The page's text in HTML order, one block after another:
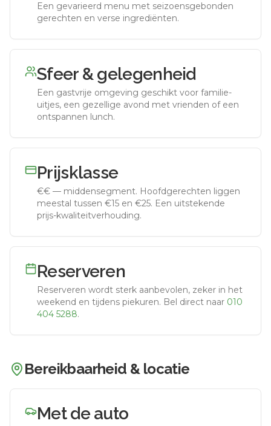
Een gevarieerd menu met seizoensgebonden
gerechten en verse ingrediënten.
Sfeer & gelegenheid
Een gastvrije omgeving geschikt voor familie-
uitjes, een gezellige avond met vrienden of een
ontspannen lunch.
Prijsklasse
€€ — middensegment. Hoofdgerechten liggen
meestal tussen €15 en €25. Een uitstekende
prijs-kwaliteitverhouding.
Reserveren
Reserveren wordt sterk aanbevolen, zeker in het
weekend en tijdens piekuren. Bel direct naar 010
404 5288.
Bereikbaarheid & locatie
Met de auto